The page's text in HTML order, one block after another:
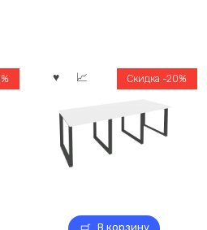
В корзину
Скидка -20%